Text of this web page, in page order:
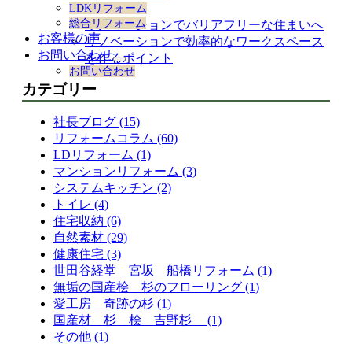
LDKリフォーム
総合リフォーム
お客様の声
お問い合わせ
サ
ブ
ュ
ー
を
展
開
お問い合わせ
ション
リノベーションでバリアフリーな住まいへ
リノベーションで効率的なワークスペース
を作るポイント
カテゴリー
社長ブログ (15)
リフォームコラム (60)
LDリフォーム (1)
マンションリフォーム (3)
システムキッチン (2)
トイレ (4)
住宅収納 (6)
自然素材 (29)
健康住宅 (3)
世田谷経堂 宮坂 船橋リフォーム (1)
無垢の国産桧 杉のフローリング (1)
愛工房 奇跡の杉 (1)
国産材 杉 桧 吉野杉 (1)
その他 (1)